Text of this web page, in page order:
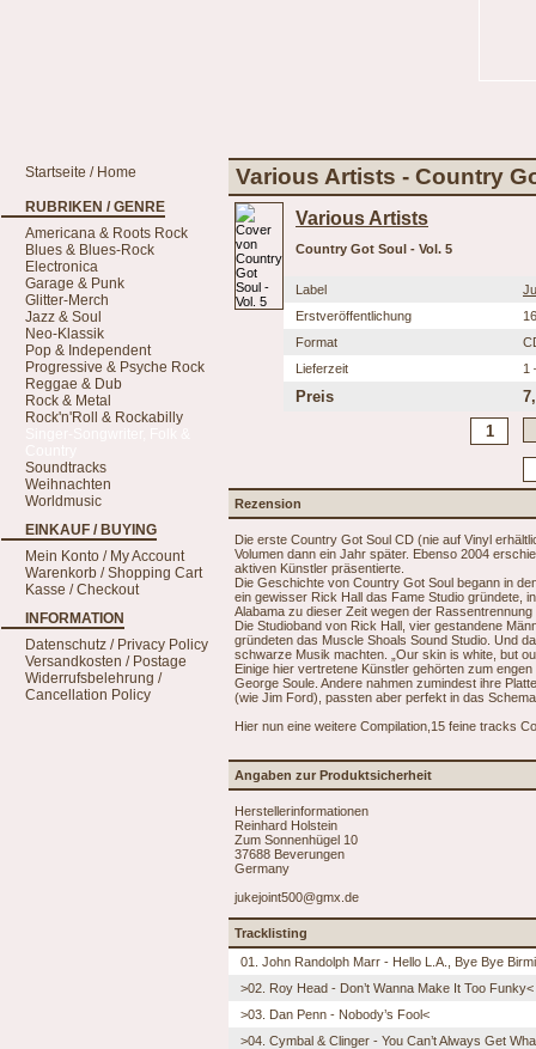
Startseite / Home
RUBRIKEN / GENRE
Americana & Roots Rock
Blues & Blues-Rock
Electronica
Garage & Punk
Glitter-Merch
Jazz & Soul
Neo-Klassik
Pop & Independent
Progressive & Psyche Rock
Reggae & Dub
Rock & Metal
Rock'n'Roll & Rockabilly
Soundtracks
Weihnachten
Worldmusic
EINKAUF / BUYING
Mein Konto / My Account
Warenkorb / Shopping Cart
Kasse / Checkout
INFORMATION
Datenschutz / Privacy Policy
Versandkosten / Postage
Widerrufsbelehrung /
Cancellation Policy
Various Artists - Country
Various Artists
Country Got Soul - Vol. 5
Label
Erstveröffentlichung
Format
Lieferzeit
1
Preis
Rezension
Die erste Country Got Soul CD (nie auf Vinyl
Volumen dann ein Jahr später. Ebenso 2004
aktiven Künstler präsentierte.
Die Geschichte von Country Got Soul begann in
ein gewisser Rick Hall das Fame Studio gründete,
Alabama zu dieser Zeit wegen der Rassentrennung
Die Studioband von Rick Hall, vier gestandene
gründeten das Muscle Shoals Sound Studio. Und
schwarze Musik machten. „Our skin is white, but
Einige hier vertretene Künstler gehörten zum
George Soule. Andere nahmen zumindest ihre
(wie Jim Ford), passten aber perfekt in das
Hier nun eine weitere Compilation,15 feine tracks
Angaben zur Produktsicherheit
Herstellerinformationen
Reinhard Holstein
Zum Sonnenhügel 10
37688 Beverungen
Germany
jukejoint500@gmx.de
Tracklisting
01. John Randolph Marr - Hello L.A., Bye Bye
>02. Roy Head - Don’t Wanna Make It Too Funky<
>03. Dan Penn - Nobody’s Fool<
>04. Cymbal & Clinger - You Can’t Always Get